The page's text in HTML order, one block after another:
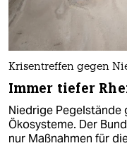
Krisentreffen gegen
Immer tiefer
Niedrige Pegelstände
Ökosysteme. Der
nur Maßnahmen für